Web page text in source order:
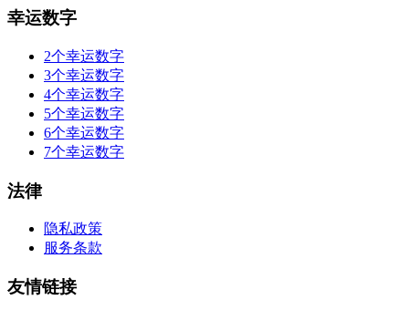
幸运数字
2个幸运数字
3个幸运数字
4个幸运数字
5个幸运数字
6个幸运数字
7个幸运数字
法律
隐私政策
服务条款
友情链接